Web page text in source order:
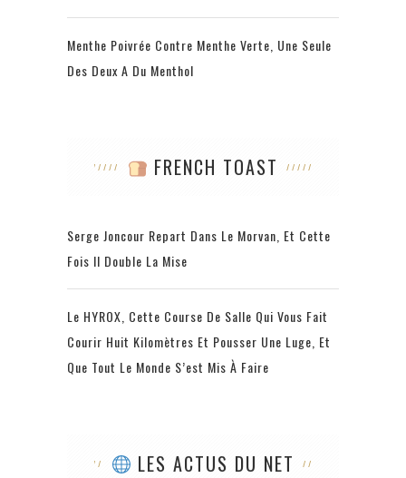
Menthe Poivrée Contre Menthe Verte, Une Seule
Des Deux A Du Menthol
FRENCH TOAST
Serge Joncour Repart Dans Le Morvan, Et Cette
Fois Il Double La Mise
Le HYROX, Cette Course De Salle Qui Vous Fait
Courir Huit Kilomètres Et Pousser Une Luge, Et
Que Tout Le Monde S’est Mis À Faire
LES ACTUS DU NET